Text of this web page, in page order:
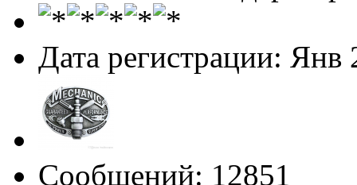
Дата регистрации: Янв
Сообщений: 12851